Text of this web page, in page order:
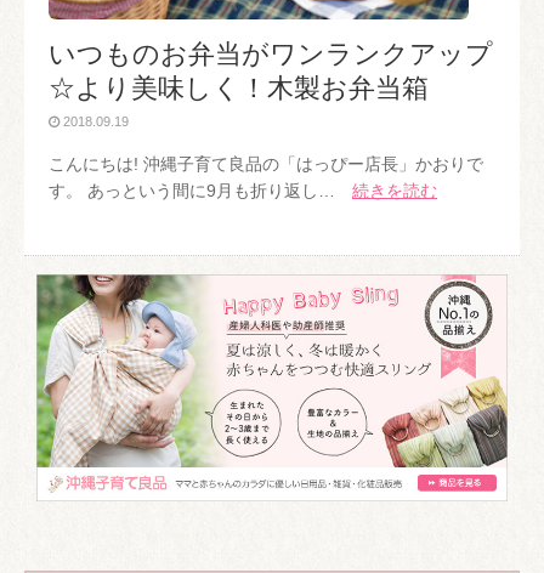
いつものお弁当がワンランクアップ
☆より美味しく！木製お弁当箱
2018.09.19
こんにちは! 沖縄子育て良品の「はっぴー店長」かおりで
す。 あっという間に9月も折り返し… 続きを読む